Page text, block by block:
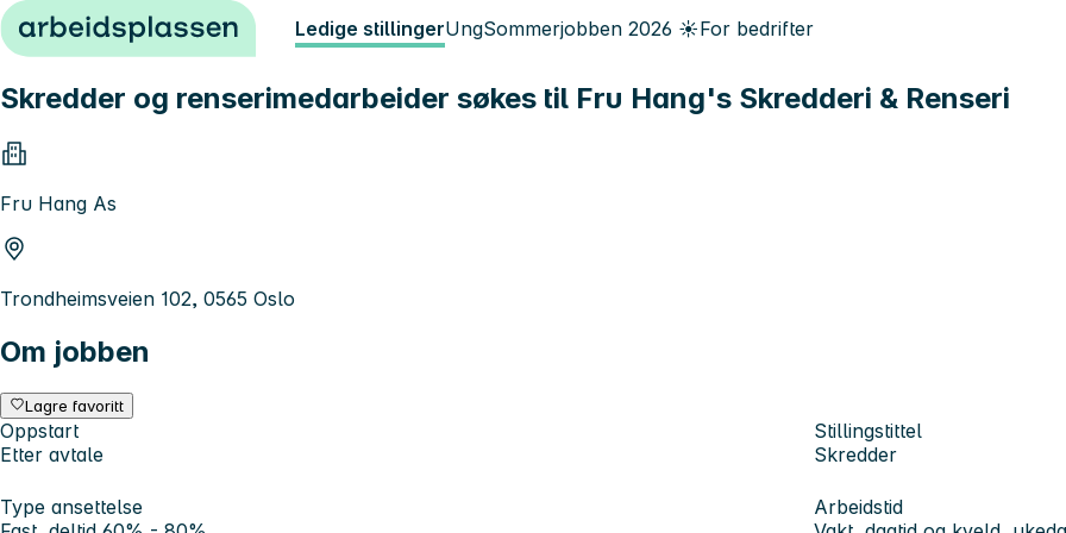
Hopp til innhold Ledige stillingerUngSommerjobben 2026 ☀️For bedrifter
Skredder og renserimedarbeider søkes til Fru Hang's Skredderi & Renseri
Fru Hang As
Trondheimsveien 102, 0565 Oslo
Om jobben
Lagre favoritt
Oppstart
Etter avtale
Stillingstittel
Skredder
Type ansettelse
Arbeidstid